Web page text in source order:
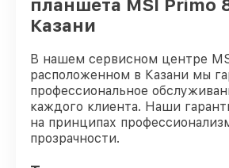
планшета MSI Primo
Казани
В нашем сервисном центре
расположенном в Казани мы
профессиональное
каждого клиента. Наши
на принципах
прозрачности.